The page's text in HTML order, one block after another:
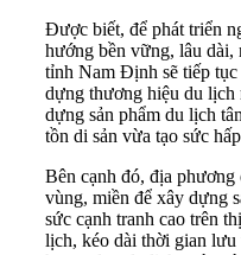
Được biết, để phát triển
hướng bền vững, lâu dài,
tỉnh Nam Định sẽ tiếp
dựng thương hiệu du
dựng sản phẩm du lịch
tồn di sản vừa tạo sức
Bên cạnh đó, địa phương
vùng, miền để xây dựng
sức cạnh tranh cao trên
lịch, kéo dài thời gian lưu